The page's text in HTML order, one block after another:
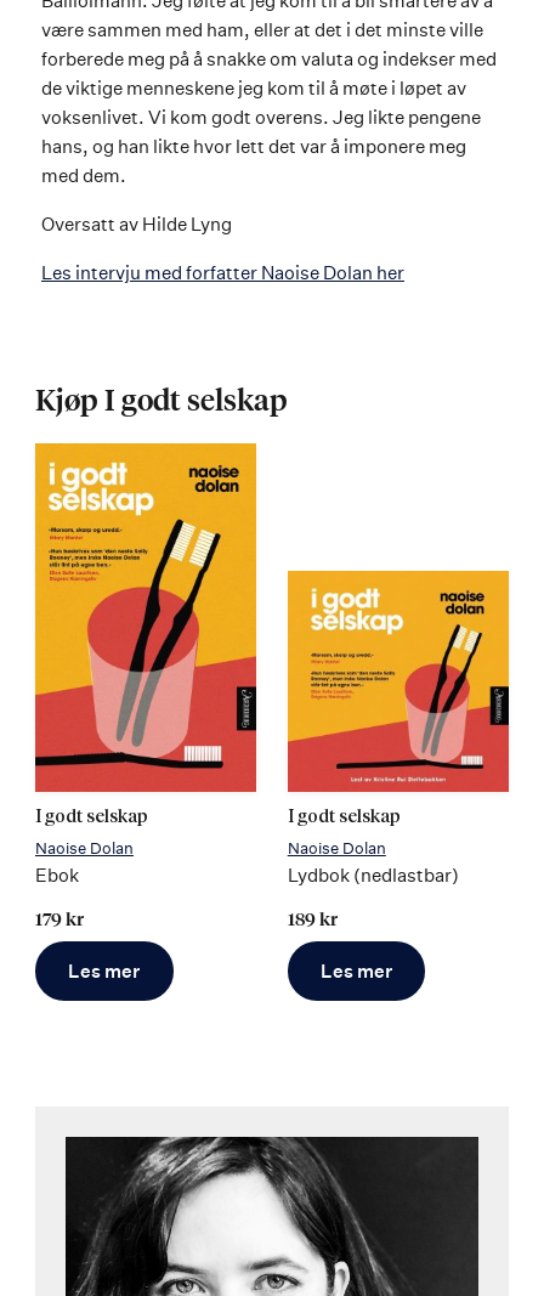
være sammen med ham, eller at det i det minste ville
forberede meg på å snakke om valuta og indekser med
de viktige menneskene jeg kom til å møte i løpet av
voksenlivet. Vi kom godt overens. Jeg likte pengene
hans, og han likte hvor lett det var å imponere meg
med dem.
Oversatt av Hilde Lyng
Les intervju med forfatter Naoise Dolan her
Kjøp I godt selskap
I godt selskap
Naoise Dolan
Ebok
179 kr
Les mer
I godt selskap
Naoise Dolan
Lydbok (nedlastbar)
189 kr
Les mer